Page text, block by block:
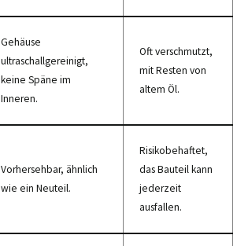
Gehäuse
ultraschallgereinigt,
keine Späne im
Inneren.
Oft verschmutzt,
mit Resten von
altem Öl.
Vorhersehbar, ähnlich
wie ein Neuteil.
Risikobehaftet,
das Bauteil kann
jederzeit
ausfallen.